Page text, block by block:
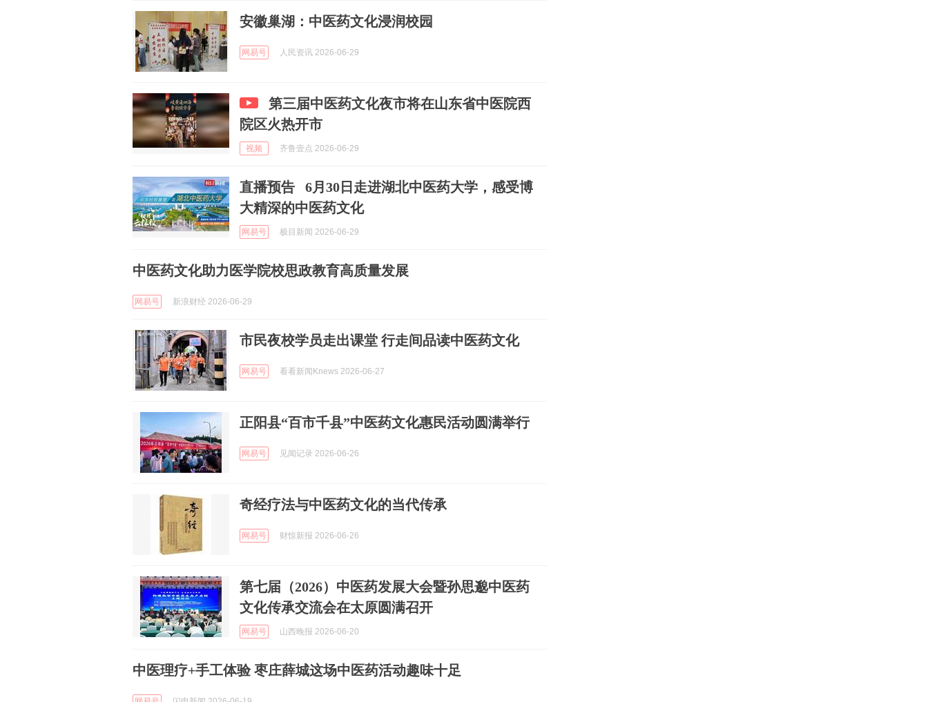
安徽巢湖：中医药文化浸润校园
网易号 人民资讯 2026-06-29
第三届中医药文化夜市将在山东省中医院西
院区火热开市
视频 齐鲁壹点 2026-06-29
直播预告 6月30日走进湖北中医药大学，感受博
大精深的中医药文化
网易号 极目新闻 2026-06-29
中医药文化助力医学院校思政教育高质量发展
网易号 新浪财经 2026-06-29
市民夜校学员走出课堂 行走间品读中医药文化
网易号 看看新闻Knews 2026-06-27
正阳县“百市千县”中医药文化惠民活动圆满举行
网易号 见闻记录 2026-06-26
奇经疗法与中医药文化的当代传承
网易号 财惊新报 2026-06-26
第七届（2026）中医药发展大会暨孙思邈中医药
文化传承交流会在太原圆满召开
网易号 山西晚报 2026-06-20
中医理疗+手工体验 枣庄薛城这场中医药活动趣味十足